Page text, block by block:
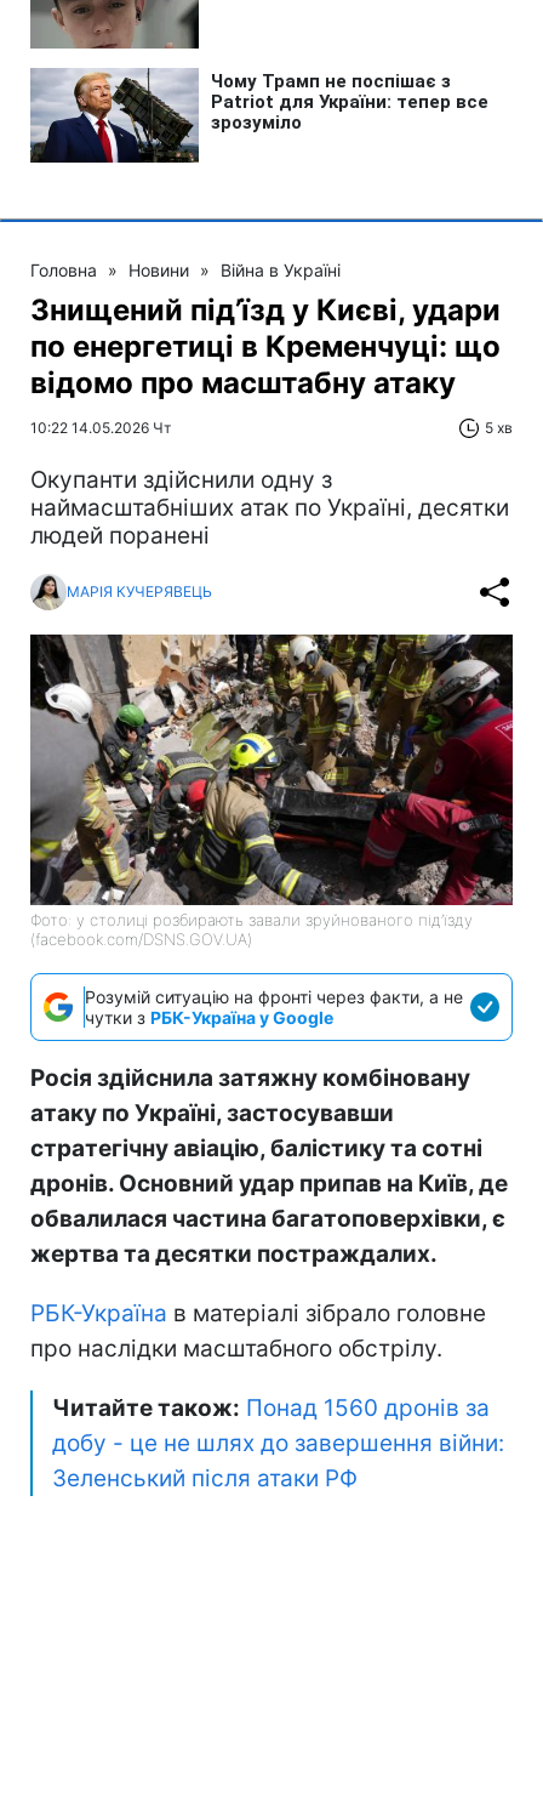
Головна » Новини » Війна в Україні
Знищений під’їзд у Києві, удари
по енергетиці в Кременчуці: що
відомо про масштабну атаку
10:22 14.05.2026 Чт 5 хв
Окупанти здійснили одну з
наймасштабніших атак по Україні, десятки
людей поранені
МАРІЯ КУЧЕРЯВЕЦЬ
Фото: у столиці розбирають завали зруйнованого під’їзду
(facebook.com/DSNS.GOV.UA)
Розумій ситуацію на фронті через факти, а не
чутки з РБК-Україна у Google
Росія здійснила затяжну комбіновану
атаку по Україні, застосувавши
стратегічну авіацію, балістику та сотні
дронів. Основний удар припав на Київ, де
обвалилася частина багатоповерхівки, є
жертва та десятки постраждалих.
РБК-Україна в матеріалі зібрало головне
про наслідки масштабного обстрілу.
Читайте також: Понад 1560 дронів за
добу - це не шлях до завершення війни:
Зеленський після атаки РФ